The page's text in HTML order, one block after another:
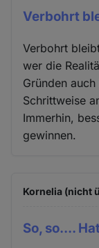
Verbohrt
Verbohrt
wer die
Gründen
Schrittweise
Immerhin,
gewinnen.
Kornelia (nicht
So, so....